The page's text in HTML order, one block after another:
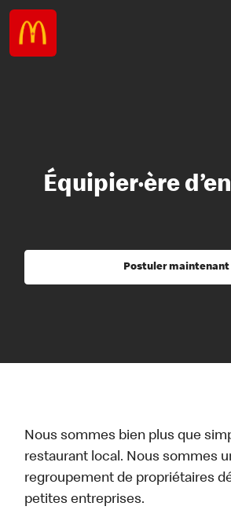
Équipier·ère
Postuler maintenant
Nous sommes bien plus que
restaurant local. Nous sommes
regroupement de propriétaires
petites entreprises.